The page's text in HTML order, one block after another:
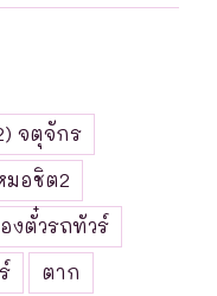
จตุจักร
มอชิต2
งตั๋วรถทัวร์
ตาก